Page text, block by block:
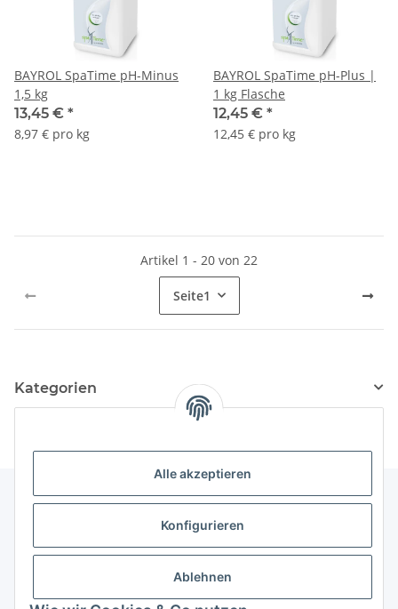
Alle akzeptieren
Konfigurieren
Ablehnen
BAYROL SpaTime pH-Minus
1,5 kg
13,45 € *
8,97 € pro kg
BAYROL SpaTime pH-Plus |
1 kg Flasche
12,45 € *
12,45 € pro kg
Artikel 1 - 20 von 22
Seite1
Kategorien
Gesetzliche Informationen